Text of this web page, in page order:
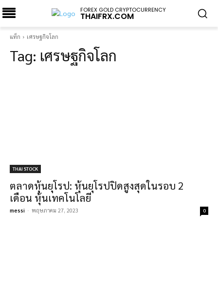
FOREX GOLD CRYPTOCURRENCY
THAIFRX.COM
แท็ก เศรษฐกิจโลก
Tag: เศรษฐกิจโลก
THAI STOCK
ตลาดหุ้นยุโรป: หุ้นยุโรปปิดสูงสุดในรอบ 2
เดือน หุ้นเทคโนโลยี
messi - พฤษภาคม 27, 2023 0